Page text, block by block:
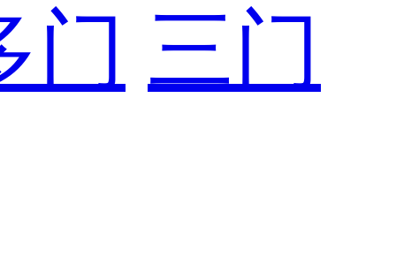
门 三门